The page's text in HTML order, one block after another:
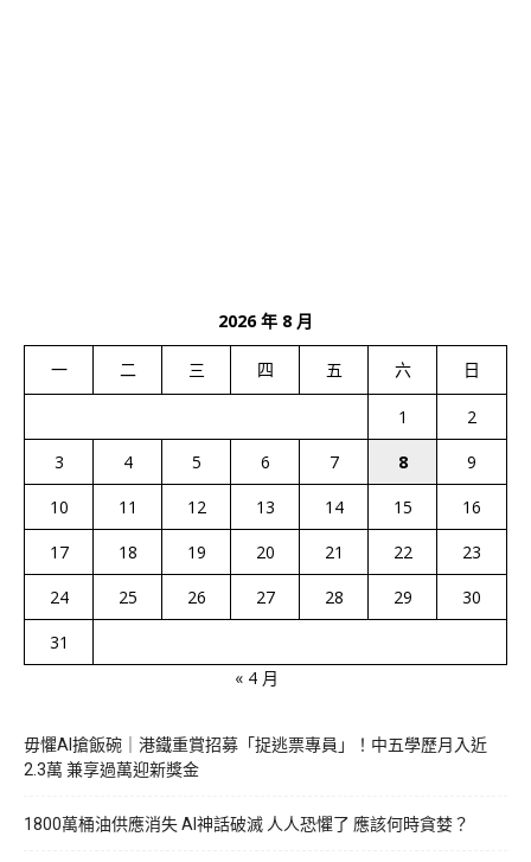
2026 年 8 月
一 二 三 四 五 六 日
1
2
3
4 5 6 7 8
9
10
11 12 13 14 15
16
17
18 19 20 21 22
23
24
25 26 27 28 29
30
31
« 4 月
毋懼AI搶飯碗｜港鐵重賞招募「捉逃票專員」！中五學歷月入近
2.3萬 兼享過萬迎新獎金
1800萬桶油供應消失 AI神話破滅 人人恐懼了 應該何時貪婪？